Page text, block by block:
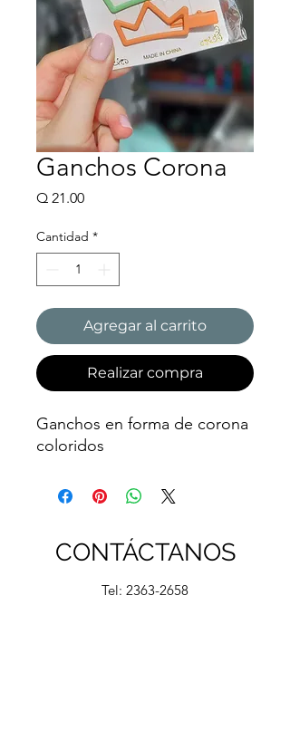
Ganchos Corona
Q 21.00Precio
Cantidad *
Agregar al carrito
Realizar compra
Ganchos en forma de corona
coloridos
CONTÁCTANOS
Tel: 2363-2658